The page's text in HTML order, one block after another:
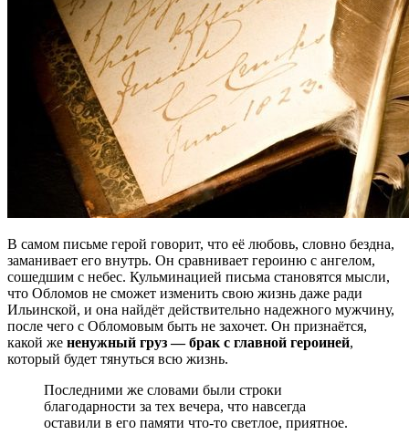
В самом письме герой говорит, что её любовь, словно бездна,
заманивает его внутрь. Он сравнивает героиню с ангелом,
сошедшим с небес. Кульминацией письма становятся мысли,
что Обломов не сможет изменить свою жизнь даже ради
Ильинской, и она найдёт действительно надежного мужчину,
после чего с Обломовым быть не захочет. Он признаётся,
какой же ненужный груз — брак с главной героиней,
который будет тянуться всю жизнь.
Последними же словами были строки
благодарности за тех вечера, что навсегда
оставили в его памяти что-то светлое, приятное.